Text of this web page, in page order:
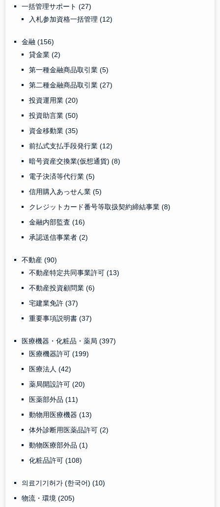
一括管理サポート(27)
入札参加資格一括管理(12)
金融(156)
貸金業(2)
第一種金融商品取引業(5)
第二種金融商品取引業(27)
投資運用業(20)
投資助言業(50)
資金移動業(35)
前払式支払手段発行業(12)
暗号資産交換業(仮想通貨)(8)
電子決済等代行業(5)
信用購入あっせん業(5)
クレジットカード番号等取扱契約締結事業(8)
金融内部監査(16)
承認送信事業者(2)
不動産(90)
不動産特定共同事業許可(13)
不動産投資顧問業(6)
宅建業免許(37)
重要事項説明書(37)
医療機器・化粧品・薬局(397)
医療機器許可(199)
医療法人(42)
薬局開設許可(20)
医薬部外品(11)
動物用医療機器(13)
体外診断用医薬品許可(2)
動物医療部外品(1)
化粧品許可(108)
의료기기허가 (한국어)(10)
物流・環境(205)